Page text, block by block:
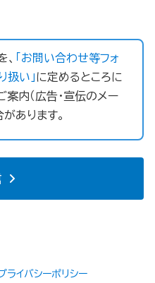
「お問い合わせ等フォ
扱い」に定めるところに
内（広告・宣伝のメー
あります。
ライバシーポリシー